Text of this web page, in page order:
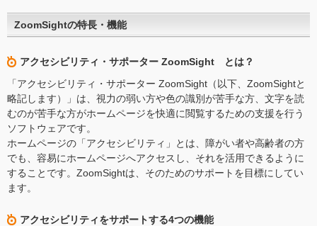
ZoomSightの特長・機能
アクセシビリティ・サポーター ZoomSight とは？
「アクセシビリティ・サポーター ZoomSight（以下、ZoomSightと
略記します）」は、視力の弱い方や色の識別が苦手な方、文字を読
むのが苦手な方がホームページを快適に閲覧するための支援を行う
ソフトウェアです。
ホームページの「アクセシビリティ」とは、障がい者や高齢者の方
でも、容易にホームページへアクセスし、それを活用できるように
することです。ZoomSightは、そのためのサポートを目標にしてい
ます。
アクセシビリティをサポートする4つの機能